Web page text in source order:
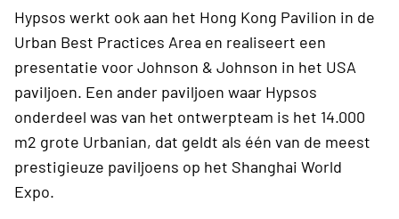
Hypsos werkt ook aan het Hong Kong Pavilion in de
Urban Best Practices Area en realiseert een
presentatie voor Johnson & Johnson in het USA
paviljoen. Een ander paviljoen waar Hypsos
onderdeel was van het ontwerpteam is het 14.000
m2 grote Urbanian, dat geldt als één van de meest
prestigieuze paviljoens op het Shanghai World
Expo.